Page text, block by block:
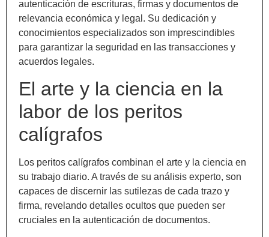
autenticación de escrituras, firmas y documentos de
relevancia económica y legal. Su dedicación y
conocimientos especializados son imprescindibles
para garantizar la seguridad en las transacciones y
acuerdos legales.
El arte y la ciencia en la
labor de los peritos
calígrafos
Los peritos calígrafos combinan el arte y la ciencia en
su trabajo diario. A través de su análisis experto, son
capaces de discernir las sutilezas de cada trazo y
firma, revelando detalles ocultos que pueden ser
cruciales en la autenticación de documentos.